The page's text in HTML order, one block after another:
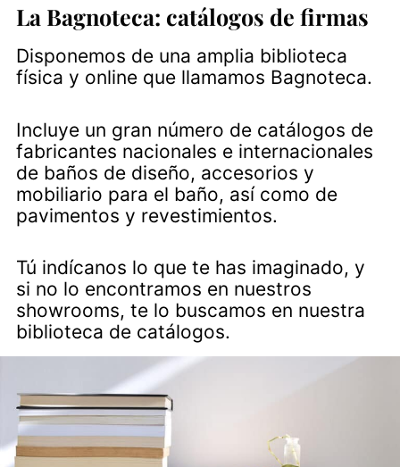
La Bagnoteca: catálogos de firmas
Disponemos de una amplia biblioteca
física y online que llamamos Bagnoteca.
Incluye un gran número de catálogos de
fabricantes nacionales e internacionales
de baños de diseño, accesorios y
mobiliario para el baño, así como de
pavimentos y revestimientos.
Tú indícanos lo que te has imaginado, y
si no lo encontramos en nuestros
showrooms, te lo buscamos en nuestra
biblioteca de catálogos.